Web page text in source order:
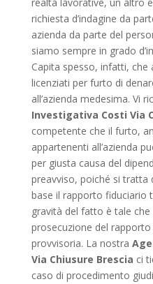
richiesta d’indagine da
azienda da parte del
siamo sempre in grado
Capita spesso, infatti, che
licenziati per furto di
all’azienda medesima. Vi
Investigativa Costi Via
competente che il furto,
appartenenti all’azienda
per giusta causa del
preavviso, poiché si tratta
base il rapporto fiduciario
gravità del fatto è tale
prosecuzione del
provvisoria. La nostra
Via Chiusure Brescia ci
caso di procedimento